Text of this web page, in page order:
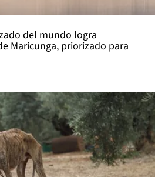
del mundo logra
Maricunga, priorizado para